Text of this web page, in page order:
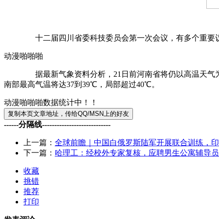
十二届四川省委科技委员会第一次会议，有多个重要议题
动漫啪啪啪
据最新气象资料分析，21日前河南省将仍以高温天气为主
南部最高气温将达37到39℃，局部超过40℃。
动漫啪啪啪数据统计中！！
------分隔线----------------------------
上一篇： 全球前瞻｜中国白俄罗斯陆军开展联合训练，
下一篇： 哈理工：经校外专家复核，应聘男生公寓辅导
收藏
挑错
推荐
打印